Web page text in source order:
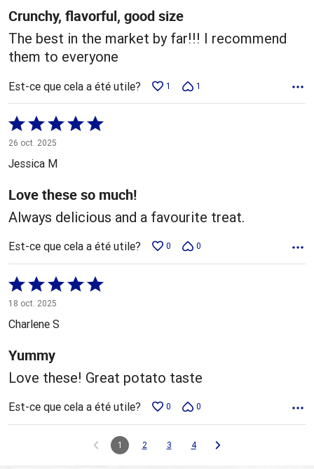
Crunchy, flavorful, good size
The best in the market by far!!! I recommend
them to everyone
Est-ce que cela a été utile? 1 1
Coté
5 sur
5
26 oct. 2025
Jessica M
Love these so much!
Always delicious and a favourite treat.
Est-ce que cela a été utile? 0 0
Coté
5 sur
5
18 oct. 2025
Charlene S
Yummy
Love these! Great potato taste
Est-ce que cela a été utile? 0 0
1 2 3 4